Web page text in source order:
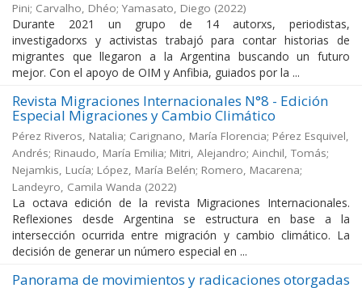
Pini; Carvalho, Dhéo; Yamasato, Diego (2022)
Durante 2021 un grupo de 14 autorxs, periodistas,
investigadorxs y activistas trabajó para contar historias de
migrantes que llegaron a la Argentina buscando un futuro
mejor. Con el apoyo de OIM y Anfibia, guiados por la ...
Revista Migraciones Internacionales N°8 - Edición
Especial Migraciones y Cambio Climático
Pérez Riveros, Natalia; Carignano, María Florencia; Pérez Esquivel,
Andrés; Rinaudo, María Emilia; Mitri, Alejandro; Ainchil, Tomás;
Nejamkis, Lucía; López, María Belén; Romero, Macarena;
Landeyro, Camila Wanda (2022)
La octava edición de la revista Migraciones Internacionales.
Reflexiones desde Argentina se estructura en base a la
intersección ocurrida entre migración y cambio climático. La
decisión de generar un número especial en ...
Panorama de movimientos y radicaciones otorgadas